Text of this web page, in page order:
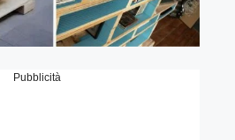
Pubblicità